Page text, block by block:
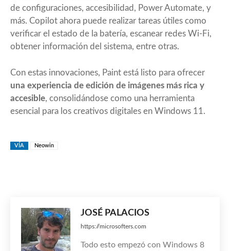
de configuraciones, accesibilidad, Power Automate, y
más. Copilot ahora puede realizar tareas útiles como
verificar el estado de la batería, escanear redes Wi-Fi,
obtener información del sistema, entre otras.
Con estas innovaciones, Paint está listo para ofrecer
una experiencia de edición de imágenes más rica y
accesible, consolidándose como una herramienta
esencial para los creativos digitales en Windows 11.
VÍA Neowin
JOSÉ PALACIOS
https://microsofters.com
Todo esto empezó con Windows 8